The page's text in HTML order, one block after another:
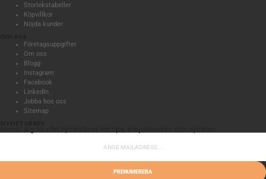
Storlekstabeller
Köpvillkor
Nöjda kunder
Företagsuppgifter
Om oss
Blogg
Instagram
Facebook
LinkedIn
Jobba hos oss
Sitemap
PRENUMERERA